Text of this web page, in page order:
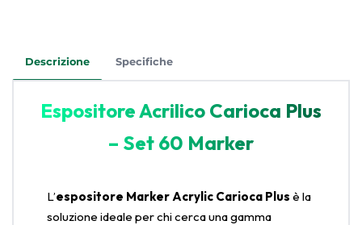
Descrizione Specifiche
Espositore Acrilico Carioca Plus
– Set 60 Marker
L’espositore Marker Acrylic Carioca Plus è la
soluzione ideale per chi cerca una gamma